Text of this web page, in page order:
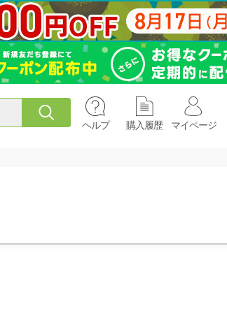
ヘルプ 購入履歴 マイページ